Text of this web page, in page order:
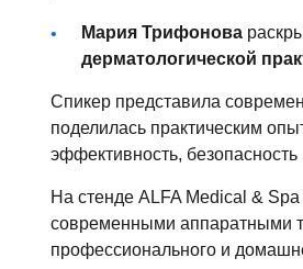
Мария Трифонова
дерматологической
Спикер представила
поделилась практическим
эффективность,
На стенде ALFA Medical &
современными аппаратными
профессионального и